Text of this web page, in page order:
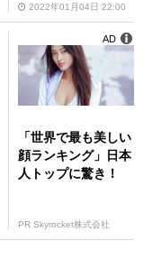
2022年01月04日 22:00
「世界で最も美しい
顔ランキング」日本
人トップに驚き！
PR Skyrocket株式会社
AD